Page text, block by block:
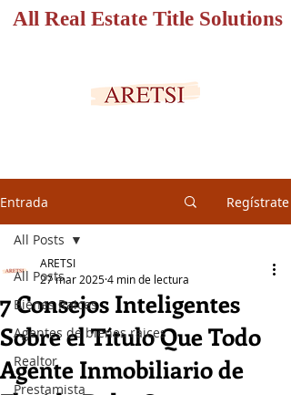
All Real Estate Title Solutions
Entrada Regístrate
All Posts
Bienes Raices
Agentes de bienes raices
Realtor
Prestamista
All Posts
7 Consejos Inteligentes
Sobre el Título Que Todo
Agente Inmobiliario de
ARETSI
27 mar 20254 min de lectura